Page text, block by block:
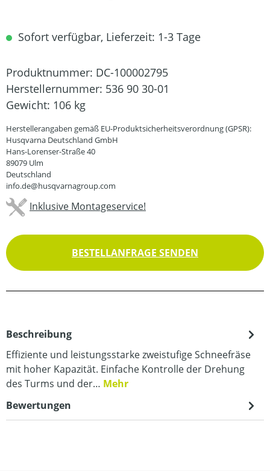
Sofort verfügbar, Lieferzeit: 1-3 Tage
Produktnummer: DC-100002795
Herstellernummer: 536 90 30-01
Gewicht: 106 kg
Herstellerangaben gemäß EU-Produktsicherheitsverordnung (GPSR):
Husqvarna Deutschland GmbH
Hans-Lorenser-Straße 40
89079 Ulm
Deutschland
info.de@husqvarnagroup.com
Inklusive Montageservice!
BESTELLANFRAGE SENDEN
Beschreibung
Effiziente und leistungsstarke zweistufige Schneefräse
mit hoher Kapazität. Einfache Kontrolle der Drehung
des Turms und der… Mehr
Bewertungen